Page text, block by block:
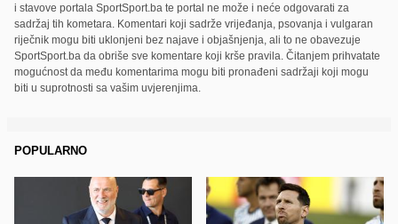
i stavove portala SportSport.ba te portal ne može i neće odgovarati za
sadržaj tih kometara. Komentari koji sadrže vrijeđanja, psovanja i vulgaran
riječnik mogu biti uklonjeni bez najave i objašnjenja, ali to ne obavezuje
SportSport.ba da obriše sve komentare koji krše pravila. Čitanjem prihvatate
mogućnost da među komentarima mogu biti pronađeni sadržaji koji mogu
biti u suprotnosti sa vašim uvjerenjima.
POPULARNO